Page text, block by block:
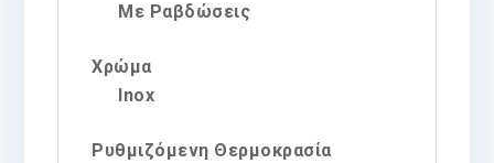
Με Ραβδώσεις
Χρώμα
Inox
Ρυθμιζόμενη Θερμοκρασία